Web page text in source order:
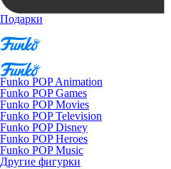
Подарки
Funko POP Animation
Funko POP Games
Funko POP Movies
Funko POP Television
Funko POP Disney
Funko POP Heroes
Funko POP Music
Другие фигурки